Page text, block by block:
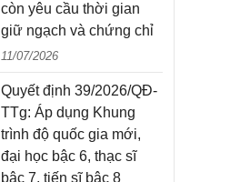
còn yêu cầu thời gian
giữ ngạch và chứng chỉ
11/07/2026
Quyết định 39/2026/QĐ-
TTg: Áp dụng Khung
trình độ quốc gia mới,
đại học bậc 6, thạc sĩ
bậc 7, tiến sĩ bậc 8